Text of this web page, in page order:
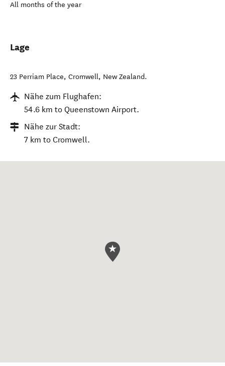
All months of the year
Lage
23 Perriam Place, Cromwell, New Zealand.
Nähe zum Flughafen:
54.6 km to Queenstown Airport.
Nähe zur Stadt:
7 km to Cromwell.